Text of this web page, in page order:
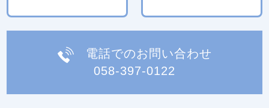
電話でのお問い合わせ
058-397-0122